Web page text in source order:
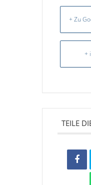
+ Zu
+
TEILE